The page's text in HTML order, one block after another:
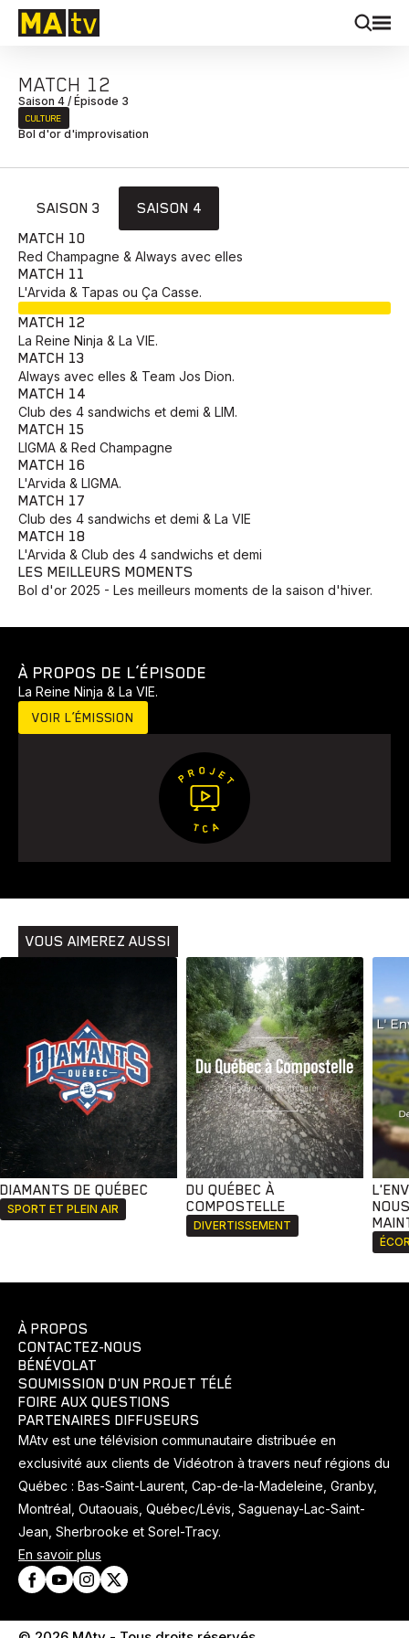
MATCH 12
Saison 4 / Épisode 3
CULTURE
Bol d'or d'improvisation
SAISON 3
SAISON 4
MATCH 10
Red Champagne & Always avec elles
MATCH 11
L'Arvida & Tapas ou Ça Casse.
MATCH 12
La Reine Ninja & La VIE.
MATCH 13
Always avec elles & Team Jos Dion.
MATCH 14
Club des 4 sandwichs et demi & LIM.
MATCH 15
LIGMA & Red Champagne
MATCH 16
L'Arvida & LIGMA.
MATCH 17
Club des 4 sandwichs et demi & La VIE
MATCH 18
L'Arvida & Club des 4 sandwichs et demi
LES MEILLEURS MOMENTS
Bol d'or 2025 - Les meilleurs moments de la saison d'hiver.
À PROPOS DE L’ÉPISODE
La Reine Ninja & La VIE.
VOIR L’ÉMISSION
VOUS AIMEREZ AUSSI
DIAMANTS DE QUÉBEC
SPORT ET PLEIN AIR
DU QUÉBEC À
COMPOSTELLE
DIVERTISSEMENT
À PROPOS
CONTACTEZ-NOUS
BÉNÉVOLAT
SOUMISSION D'UN PROJET TÉLÉ
FOIRE AUX QUESTIONS
PARTENAIRES DIFFUSEURS
MAtv est une télévision communautaire distribuée en
exclusivité aux clients de Vidéotron à travers neuf régions du
Québec : Bas-Saint-Laurent, Cap-de-la-Madeleine, Granby,
Montréal, Outaouais, Québec/Lévis, Saguenay-Lac-Saint-
Jean, Sherbrooke et Sorel-Tracy.
En savoir plus